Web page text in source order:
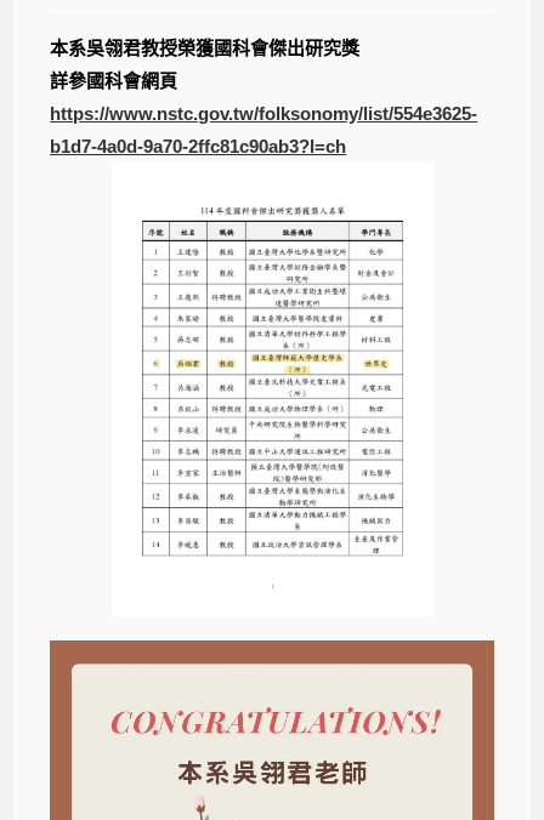
本系吳翎君教授榮獲國科會傑出研究獎
詳參國科會網頁
https://www.nstc.gov.tw/folksonomy/list/554e3625-
b1d7-4a0d-9a70-2ffc81c90ab3?l=ch